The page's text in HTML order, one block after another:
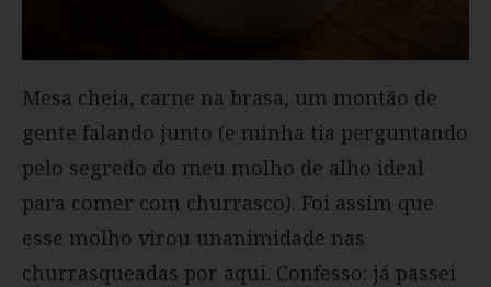
Mesa cheia, carne na brasa, um montão de
gente falando junto (e minha tia perguntando
pelo segredo do meu molho de alho ideal
para comer com churrasco). Foi assim que
esse molho virou unanimidade nas
churrasqueadas por aqui. Confesso: já passei